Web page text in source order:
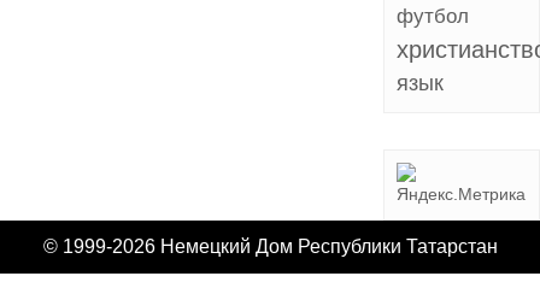
футбол
язык
© 1999-2026 Немецкий Дом Республики Татарстан